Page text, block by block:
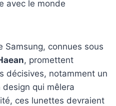
avec le monde
Samsung, connues sous
, promettent
décisives, notamment un
design qui mêlera
ces lunettes devraient